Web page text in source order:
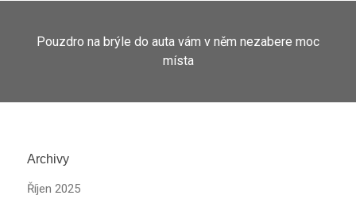
Pouzdro na brýle do auta vám v něm nezabere moc
místa
Archivy
Říjen 2025